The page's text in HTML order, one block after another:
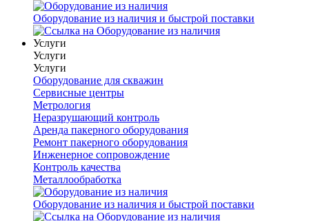
Оборудование из наличия и быстрой поставки
Услуги
Услуги
Услуги
Оборудование для скважин
Сервисные центры
Метрология
Неразрушающий контроль
Аренда пакерного оборудования
Ремонт пакерного оборудования
Инженерное сопровождение
Контроль качества
Металлообработка
Оборудование из наличия и быстрой поставки